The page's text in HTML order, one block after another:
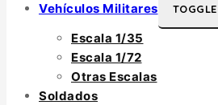
Vehículos Militares
Escala 1/35
Escala 1/72
Otras Escalas
Soldados